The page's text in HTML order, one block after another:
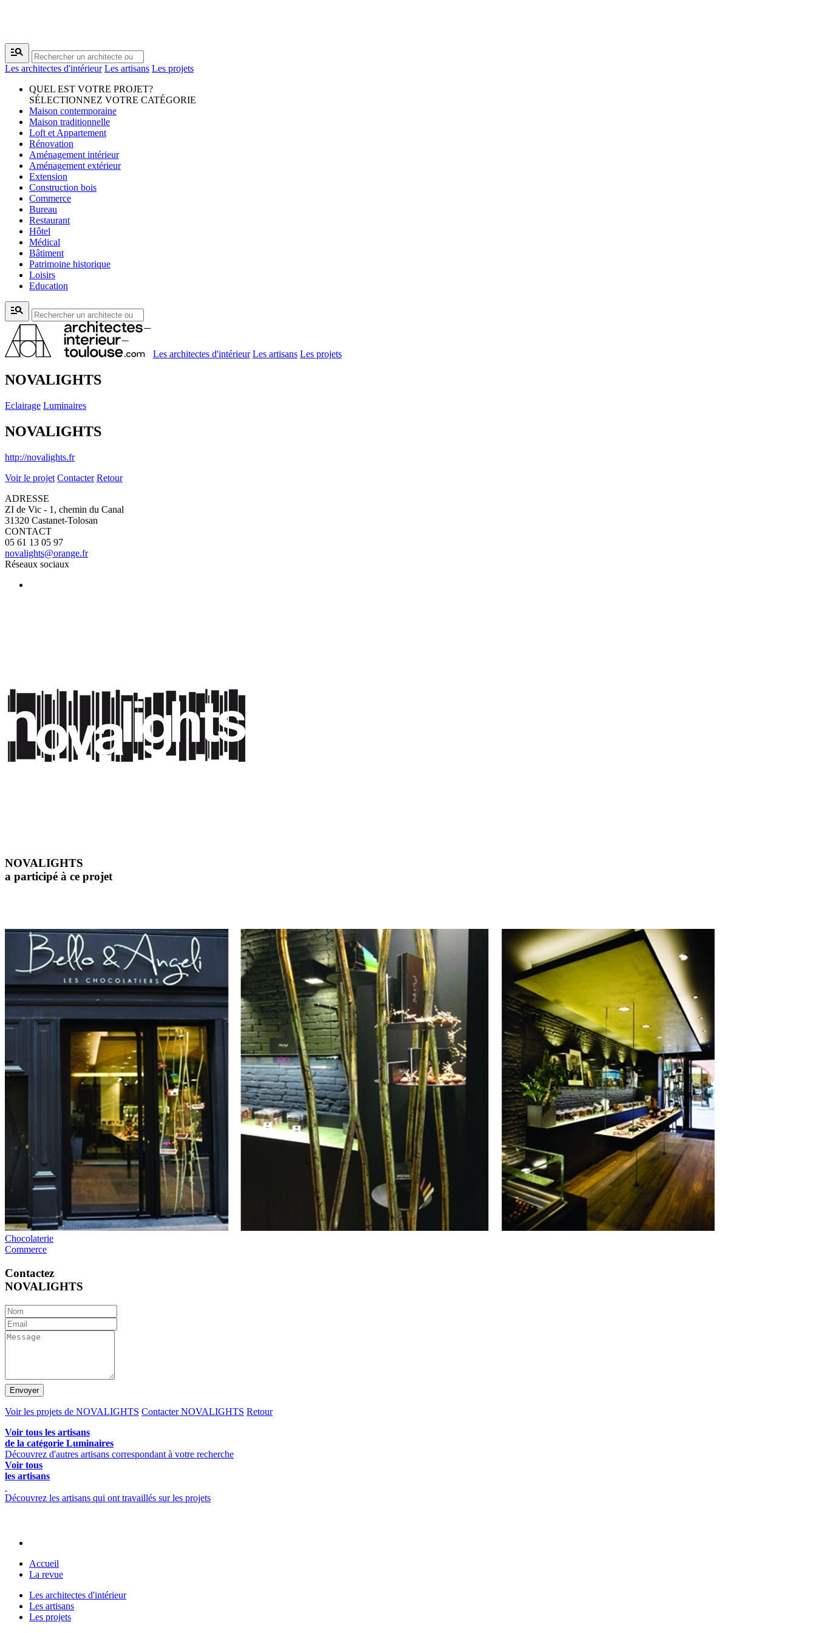
manage_search
Les architectes d'intérieur Les artisans Les projets
QUEL EST VOTRE PROJET?
SÉLECTIONNEZ VOTRE CATÉGORIE
Maison contemporaine
Maison traditionnelle
Loft et Appartement
Rénovation
Aménagement intérieur
Aménagement extérieur
Extension
Construction bois
Commerce
Bureau
Restaurant
Hôtel
Médical
Bâtiment
Patrimoine historique
Loisirs
Education
manage_search
Les architectes d'intérieur Les artisans Les projets
NOVALIGHTS
Eclairage Luminaires
NOVALIGHTS
http://novalights.fr
Voir le projet Contacter Retour
ADRESSE
ZI de Vic - 1, chemin du Canal
31320 Castanet-Tolosan
CONTACT
05 61 13 05 97
novalights@orange.fr
Réseaux sociaux
NOVALIGHTS
a participé à ce projet
Chocolaterie
Commerce
Contactez
NOVALIGHTS
Envoyer
Voir les projets de NOVALIGHTS Contacter NOVALIGHTS Retour
Voir tous les artisans
de la catégorie Luminaires
Découvrez d'autres artisans correspondant à votre recherche
Voir tous
les artisans
Découvrez les artisans qui ont travaillés sur les projets
Accueil
La revue
Les architectes d'intérieur
Les artisans
Les projets